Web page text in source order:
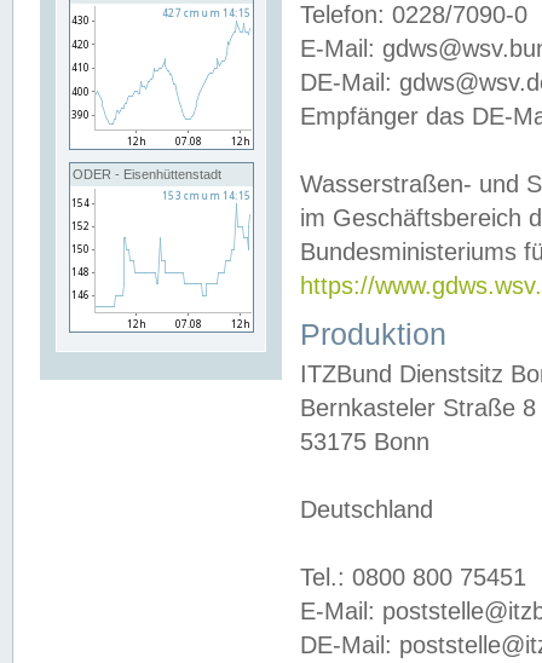
ODER - Eisenhüttenstadt
Telefon: 0228/7090-0
E-Mail:
DE-Mail:
Empfänger das DE-
Wasserstraßen- und
im Geschäftsbereich
Bundesministeriums
https://
Produktion
ITZBund Dienstsitz
Bernkasteler Straße 8
53175 Bonn
Deutschland
Tel.: 0800 800 75451
E-Mail:
DE-Mail: